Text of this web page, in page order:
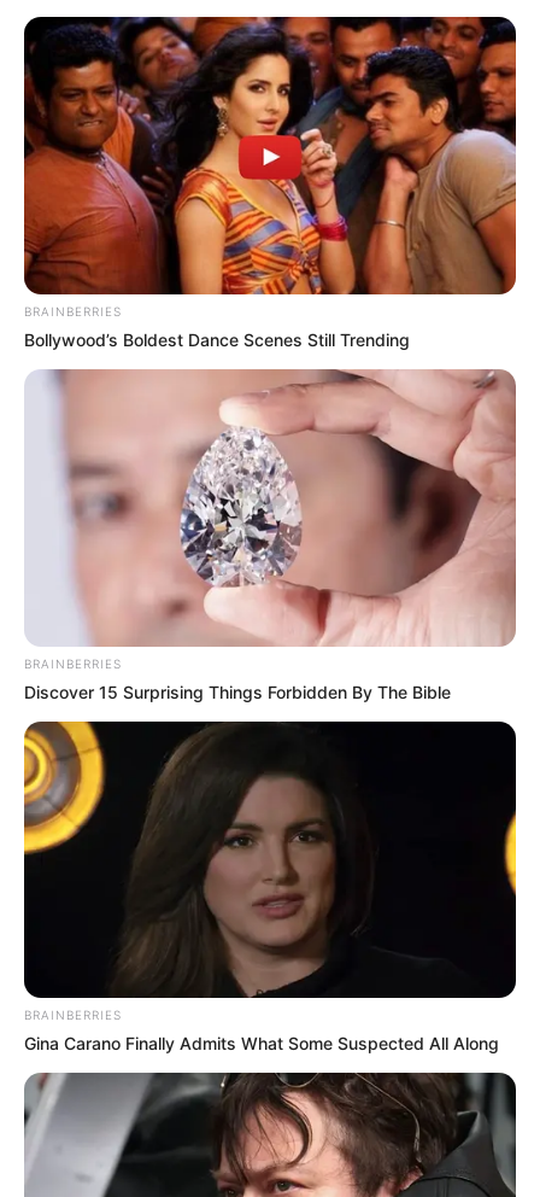
BRAINBERRIES
Bollywood’s Boldest Dance Scenes Still Trending
BRAINBERRIES
Discover 15 Surprising Things Forbidden By The Bible
BRAINBERRIES
Gina Carano Finally Admits What Some Suspected All Along